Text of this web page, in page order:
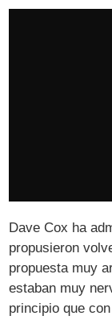
Dave Cox ha
propusieron
propuesta muy
estaban muy
principio que